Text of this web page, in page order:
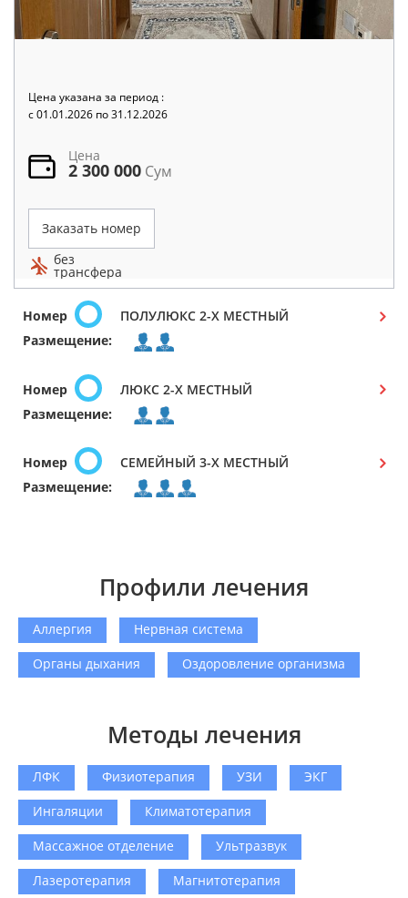
Цена указана за период :
c 01.01.2026 по 31.12.2026
Цена
2 300 000 Сум
Заказать номер
без
трансфера
Номер
ПОЛУЛЮКС 2-Х МЕСТНЫЙ
Размещение:
Номер
ЛЮКС 2-Х МЕСТНЫЙ
Размещение:
Номер
СЕМЕЙНЫЙ 3-Х МЕСТНЫЙ
Размещение:
Профили лечения
Аллергия
Нервная система
Органы дыхания
Оздоровление организма
Методы лечения
ЛФК Физиотерапия УЗИ
ЭКГ
Ингаляции
Климатотерапия
Массажное отделение
Ультразвук
Лазеротерапия
Магнитотерапия